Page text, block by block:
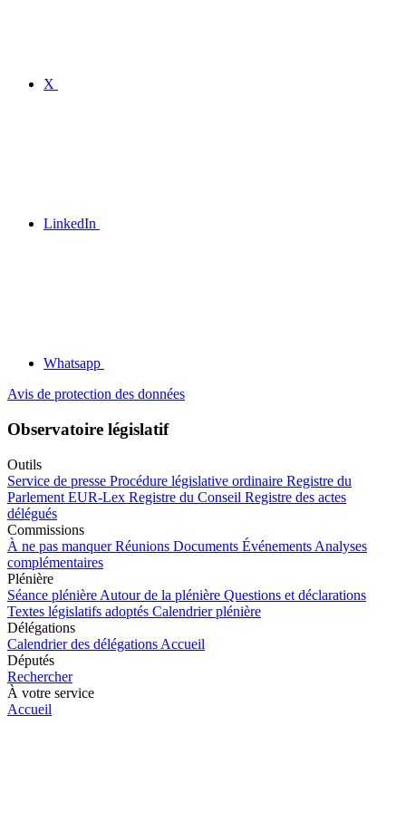
X
LinkedIn
Whatsapp
Avis de protection des données
Observatoire législatif
Outils
Service de presse Procédure législative ordinaire Registre du
Parlement EUR-Lex Registre du Conseil Registre des actes
délégués
Commissions
À ne pas manquer Réunions Documents Événements Analyses
complémentaires
Plénière
Séance plénière Autour de la plénière Questions et déclarations
Textes législatifs adoptés Calendrier plénière
Délégations
Calendrier des délégations Accueil
Députés
Rechercher
À votre service
Accueil